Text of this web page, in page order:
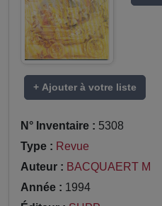
+ Ajouter à votre liste
N° Inventaire : 5308
Type : Revue
Auteur : BACQUAERT M
Année : 1994